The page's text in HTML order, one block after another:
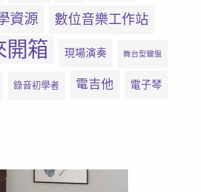
資源 數位音樂工作站
開箱 現場演奏 舞台型鍵盤
錄音初學者 電吉他 電子琴